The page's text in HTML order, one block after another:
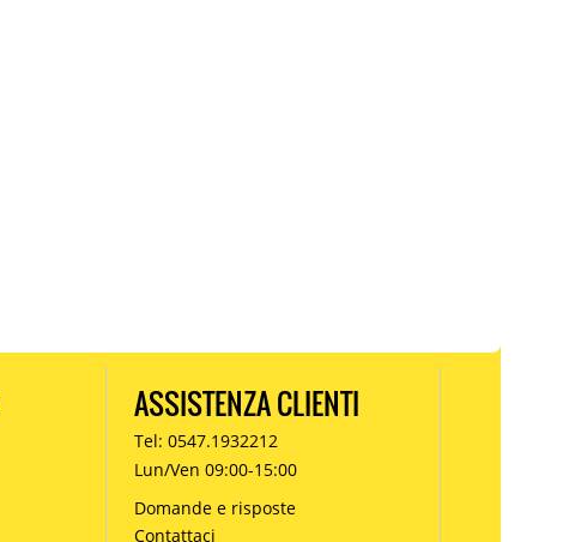
ASSISTENZA CLIENTI
Tel: 0547.1932212
Lun/Ven 09:00-15:00
Domande e risposte
Contattaci